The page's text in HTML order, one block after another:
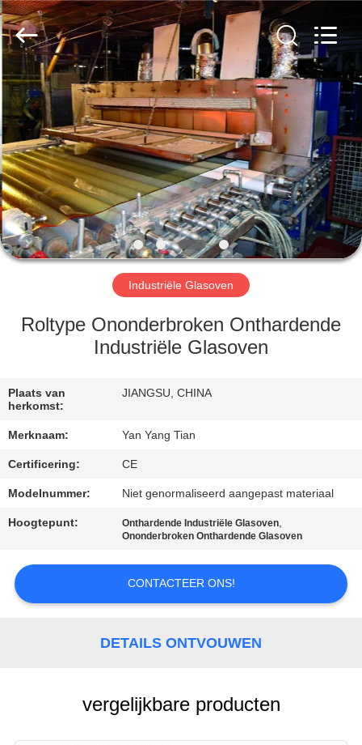
HUIS
PRODUCTEN
VIDEO'S
OVER
ONS
FABRIEKSTOCHT
NIEUWS
GEVALLEN
VRAAG
OFFERTE
POLICY
Sunny
Furnace
Co.,
Ltd.
All
Reserved.
Industriële Glasoven
Roltype Ononderbroken Onthardende
Industriële Glasoven
Plaats van
herkomst:
JIANGSU, CHINA
Merknaam: Yan Yang Tian
Certificering: CE
Modelnummer: Niet genormaliseerd aangepast materiaal
Hoogtepunt: Onthardende Industriële Glasoven,
Ononderbroken Onthardende Glasoven
CONTACTEER ONS!
DETAILS ONTVOUWEN
vergelijkbare producten